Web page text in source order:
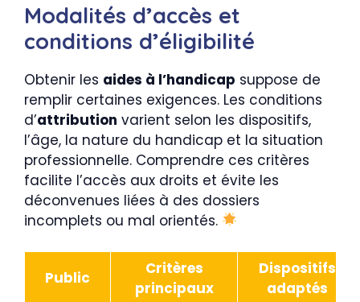
Modalités d’accès et
conditions d’éligibilité
Obtenir les aides à l’handicap suppose de
remplir certaines exigences. Les conditions
d’attribution varient selon les dispositifs,
l’âge, la nature du handicap et la situation
professionnelle. Comprendre ces critères
facilite l’accès aux droits et évite les
déconvenues liées à des dossiers
incomplets ou mal orientés.
Public
Critères
principaux
Dispositifs
adaptés